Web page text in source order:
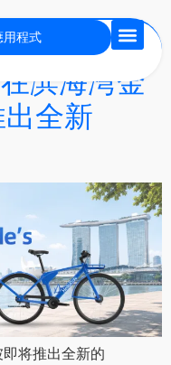
用程式
滨海湾金
全新
将推出全新的